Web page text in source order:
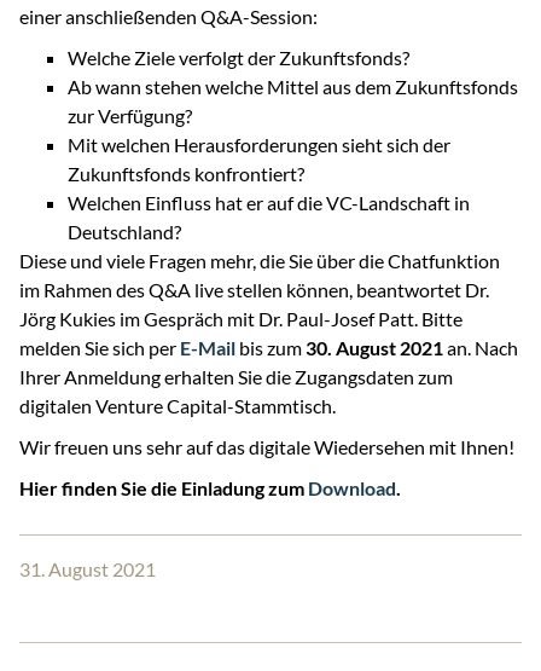
einer anschließenden Q&A-Session:
Welche Ziele verfolgt der Zukunftsfonds?
Ab wann stehen welche Mittel aus dem Zukunftsfonds
zur Verfügung?
Mit welchen Herausforderungen sieht sich der
Zukunftsfonds konfrontiert?
Welchen Einfluss hat er auf die VC-Landschaft in
Deutschland?
Diese und viele Fragen mehr, die Sie über die Chatfunktion
im Rahmen des Q&A live stellen können, beantwortet Dr.
Jörg Kukies im Gespräch mit Dr. Paul-Josef Patt. Bitte
melden Sie sich per E-Mail bis zum30. August 2021an. Nach
Ihrer Anmeldung erhalten Sie die Zugangsdaten zum
digitalen Venture Capital-Stammtisch.
Wir freuen uns sehr auf das digitale Wiedersehen mit Ihnen!
Hier finden Sie die Einladung zum Download.
31. August 2021